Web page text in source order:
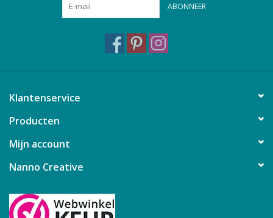
ABONNEER
Klantenservice
Producten
Mijn account
Nanno Creative